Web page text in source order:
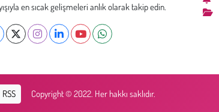
en sıcak gelişmeleri anlık olarak takip edin.
RSS Copyright © 2022. Her hakkı saklıdır.